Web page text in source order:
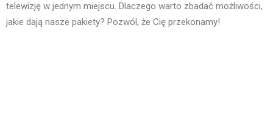
telewizję w jednym miejscu. Dlaczego warto zbadać możliwości,
jakie dają nasze pakiety? Pozwól, że Cię przekonamy!